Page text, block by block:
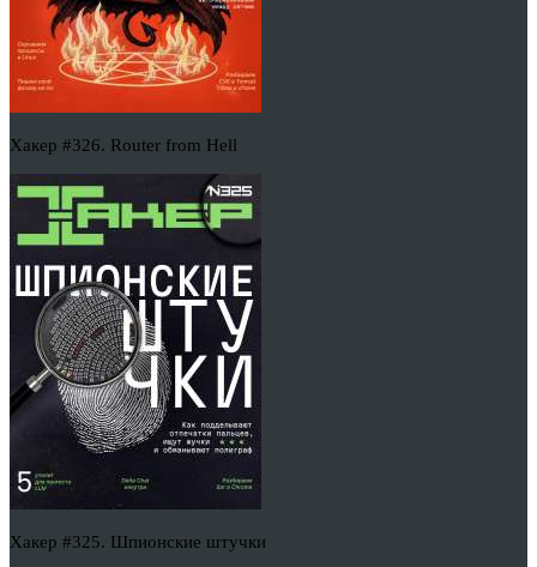
Хакер #326. Router from Hell
Хакер #325. Шпионские штучки